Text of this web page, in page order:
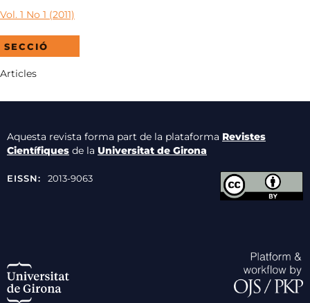
Vol. 1 No 1 (2011)
SECCIÓ
Articles
Aquesta revista forma part de la plataforma Revistes
Científiquesde la Universitat de Girona
EISSN: 2013-9063